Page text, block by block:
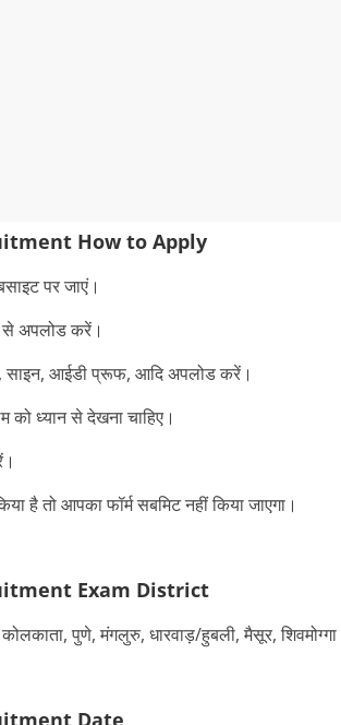
How to Apply
पर जाएं।
से अपलोड करें।
साइन, आईडी प्रूफ, आदि अपलोड करें।
ध्यान से देखना चाहिए।
है तो आपका फॉर्म सबमिट नहीं किया जाएगा।
Exam District
पुणे, मंगलुरु, धारवाड़/हुबली, मैसूर,
Date